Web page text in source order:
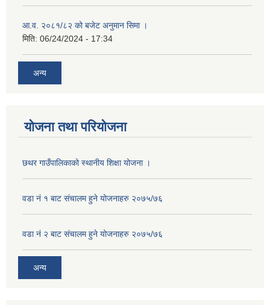
आ.व. २०८१/८२ को बजेट अनुमान सिमा ।
मिति: 06/24/2024 - 17:34
अन्य
योजना तथा परियोजना
छथर गाउँपालिकाको स्थानीय शिक्षा योजना ।
वडा नं १ बाट संचालम हुने योजनाहरु २०७५/७६
वडा नं २ बाट संचालम हुने योजनाहरु २०७५/७६
अन्य